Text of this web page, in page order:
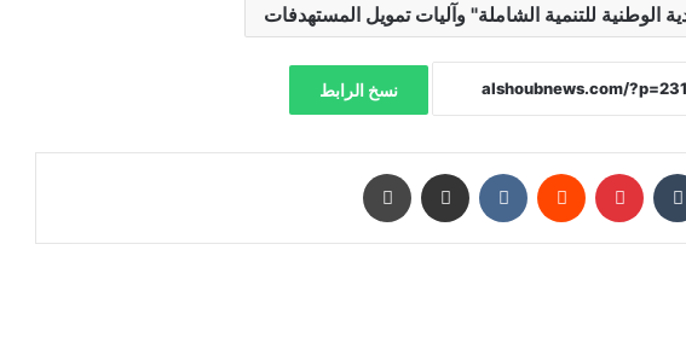
للتنمية الشاملة" وآليات تمويل المستهدفات
نسخ الرابط